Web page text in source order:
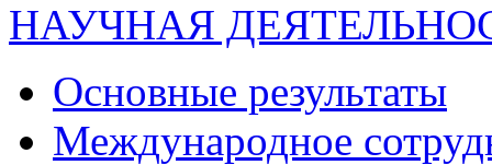
НАУЧНАЯ
Основные результаты
Международное